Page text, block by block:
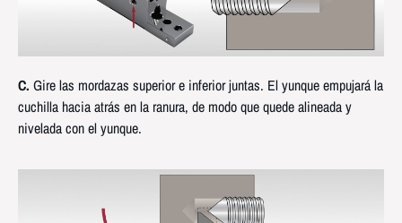
C. Gire las mordazas superior e inferior juntas. El yunque empujará la
cuchilla hacia atrás en la ranura, de modo que quede alineada y
nivelada con el yunque.